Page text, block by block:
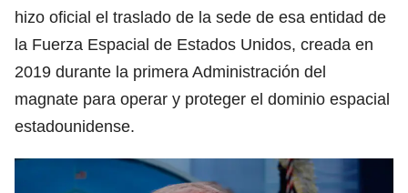
hizo oficial el traslado de la sede de esa entidad de
la Fuerza Espacial de Estados Unidos, creada en
2019 durante la primera Administración del
magnate para operar y proteger el dominio espacial
estadounidense.